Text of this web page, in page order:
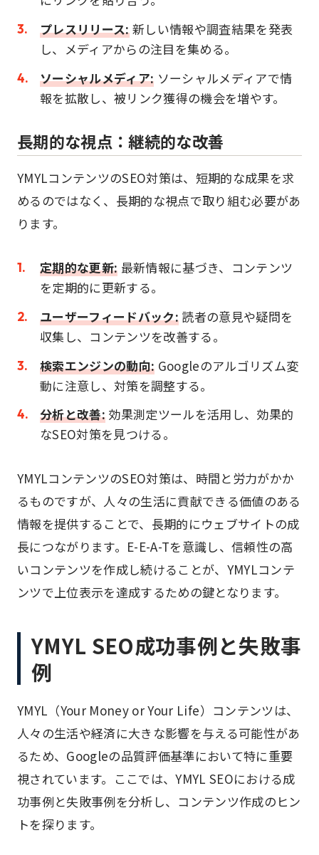
プレスリリース:新しい情報や調査結果を発表
し、メディアからの注目を集める。
ソーシャルメディア: ソーシャルメディアで情
報を拡散し、被リンク獲得の機会を増やす。
長期的な視点：継続的な改善
YMYLコンテンツのSEO対策は、短期的な成果を求
めるのではなく、長期的な視点で取り組む必要があ
ります。
定期的な更新: 最新情報に基づき、コンテンツ
を定期的に更新する。
ユーザーフィードバック: 読者の意見や疑問を
収集し、コンテンツを改善する。
検索エンジンの動向: Googleのアルゴリズム変
動に注意し、対策を調整する。
分析と改善: 効果測定ツールを活用し、効果的
なSEO対策を見つける。
YMYLコンテンツのSEO対策は、時間と労力がかか
るものですが、人々の生活に貢献できる価値のある
情報を提供することで、長期的にウェブサイトの成
長につながります。E-E-A-Tを意識し、信頼性の高
いコンテンツを作成し続けることが、YMYLコンテ
ンツで上位表示を達成するための鍵となります。
YMYL SEO成功事例と失敗事
例
YMYL（Your Money or Your Life）コンテンツは、
人々の生活や経済に大きな影響を与える可能性があ
るため、Googleの品質評価基準において特に重要
視されています。ここでは、YMYL SEOにおける成
功事例と失敗事例を分析し、コンテンツ作成のヒン
トを探ります。